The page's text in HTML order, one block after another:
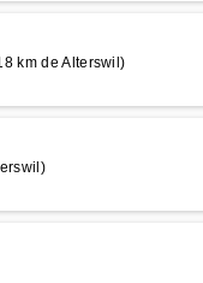
km de Alterswil)